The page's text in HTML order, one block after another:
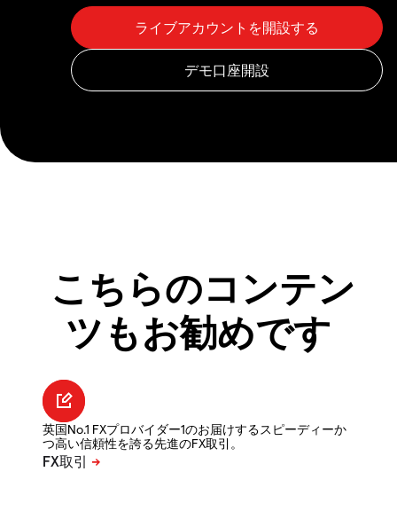
こちらのコンテン
ツもお勧めです
英国No.1 FXプロバイダー1のお届けするスピーディーか
つ高い信頼性を誇る先進のFX取引。